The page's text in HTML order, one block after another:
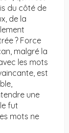
du côté de
de la
? Force
malgré la
les mots
est
une
fut
mots ne